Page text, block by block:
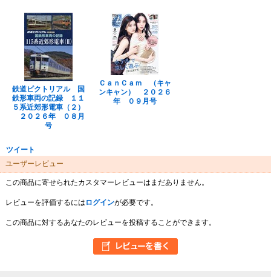
鉄道ピクトリアル 国
鉄形車両の記録 １１
５系近郊形電車（２）
２０２６年 ０８月
号
ＣａｎＣａｍ （キャ
ンキャン） ２０２６
年 ０９月号
ツイート
ユーザーレビュー
この商品に寄せられたカスタマーレビューはまだありません。
レビューを評価するには ログインが必要です。
この商品に対するあなたのレビューを投稿することができます。